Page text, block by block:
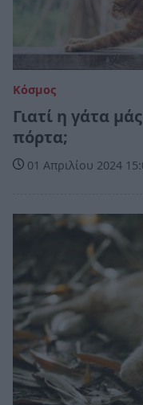
Κόσμος
Γιατί η γάτα
πόρτα;
01 Απριλίου 2024